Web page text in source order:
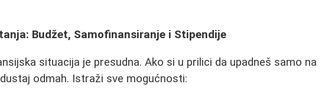
Budžet, Samofinansiranje i Stipendije
situacija je presudna. Ako si u prilici da upadneš samo na
odmah. Istraži sve mogućnosti: